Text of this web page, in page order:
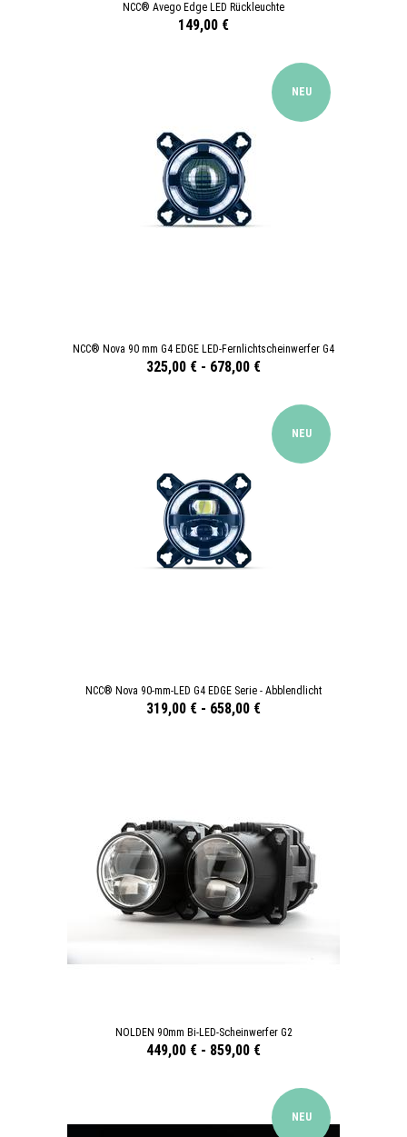
NCC® Avego Edge LED Rückleuchte
149,00 €
NEU
NCC® Nova 90 mm G4 EDGE LED-Fernlichtscheinwerfer G4
325,00 € - 678,00 €
NEU
NCC® Nova 90-mm-LED G4 EDGE Serie - Abblendlicht
319,00 € - 658,00 €
NOLDEN 90mm Bi-LED-Scheinwerfer G2
449,00 € - 859,00 €
NEU